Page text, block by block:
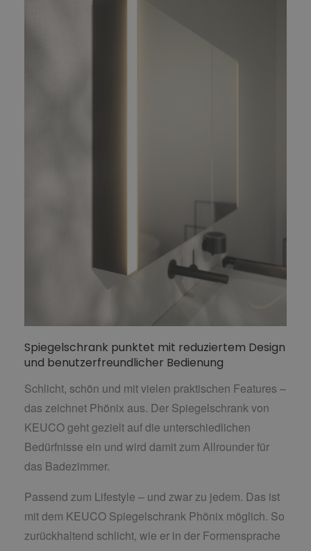
Spiegelschrank punktet mit reduziertem Design
und benutzerfreundlicher Bedienung
Schlicht, schön und mit vielen praktischen Features –
das zeichnet Phönix aus. Der Spiegelschrank von
KEUCO geht gezielt auf die unterschiedlichen
Bedürfnisse ein und wird damit zum Allrounder für
das Badezimmer.
Passend zum Lifestyle – und zwar zu jedem. Das ist
mit dem KEUCO Spiegelschrank Phönix möglich. So
zurückhaltend schlicht, wie er in der Formensprache